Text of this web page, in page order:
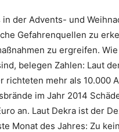
in der Advents- und
Gefahrenquellen zu
zu ergreifen.
belegen Zahlen: Laut
richteten mehr als 10.000
im Jahr 2014
an. Laut Dekra ist der
Monat des Jahres: Zu